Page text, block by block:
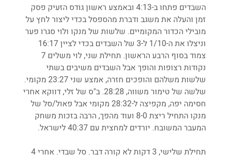
השבדים פתחו ב-4:13 ובאמצע ראשון גודס הזעיק פסק
זמן והעלה את משגב ודברת מהספסל בכדי ליצור לחץ על
מובילי הכדור המקומיים. שלשות של מנקו ולוי סגרו פער
נקודות רצופות והופך אבל השבדים משיבים בשתי
שלשות משלהם והופכים חזרה, אמצע שני 23:27 מקומי.
שלשה של טימור משווה, 28:28. ב"ס של זלי, דווקא אחרי
חסימה יפה, מקפיצה ל-28:32 מקומי אבל פאול/סל של
מנקו התחיל ריצת 8-0 ועוד מהפך, הרבה בזכות משחק
המעבר המשובח. יורדים למחצית עם 40:37 לישראל.